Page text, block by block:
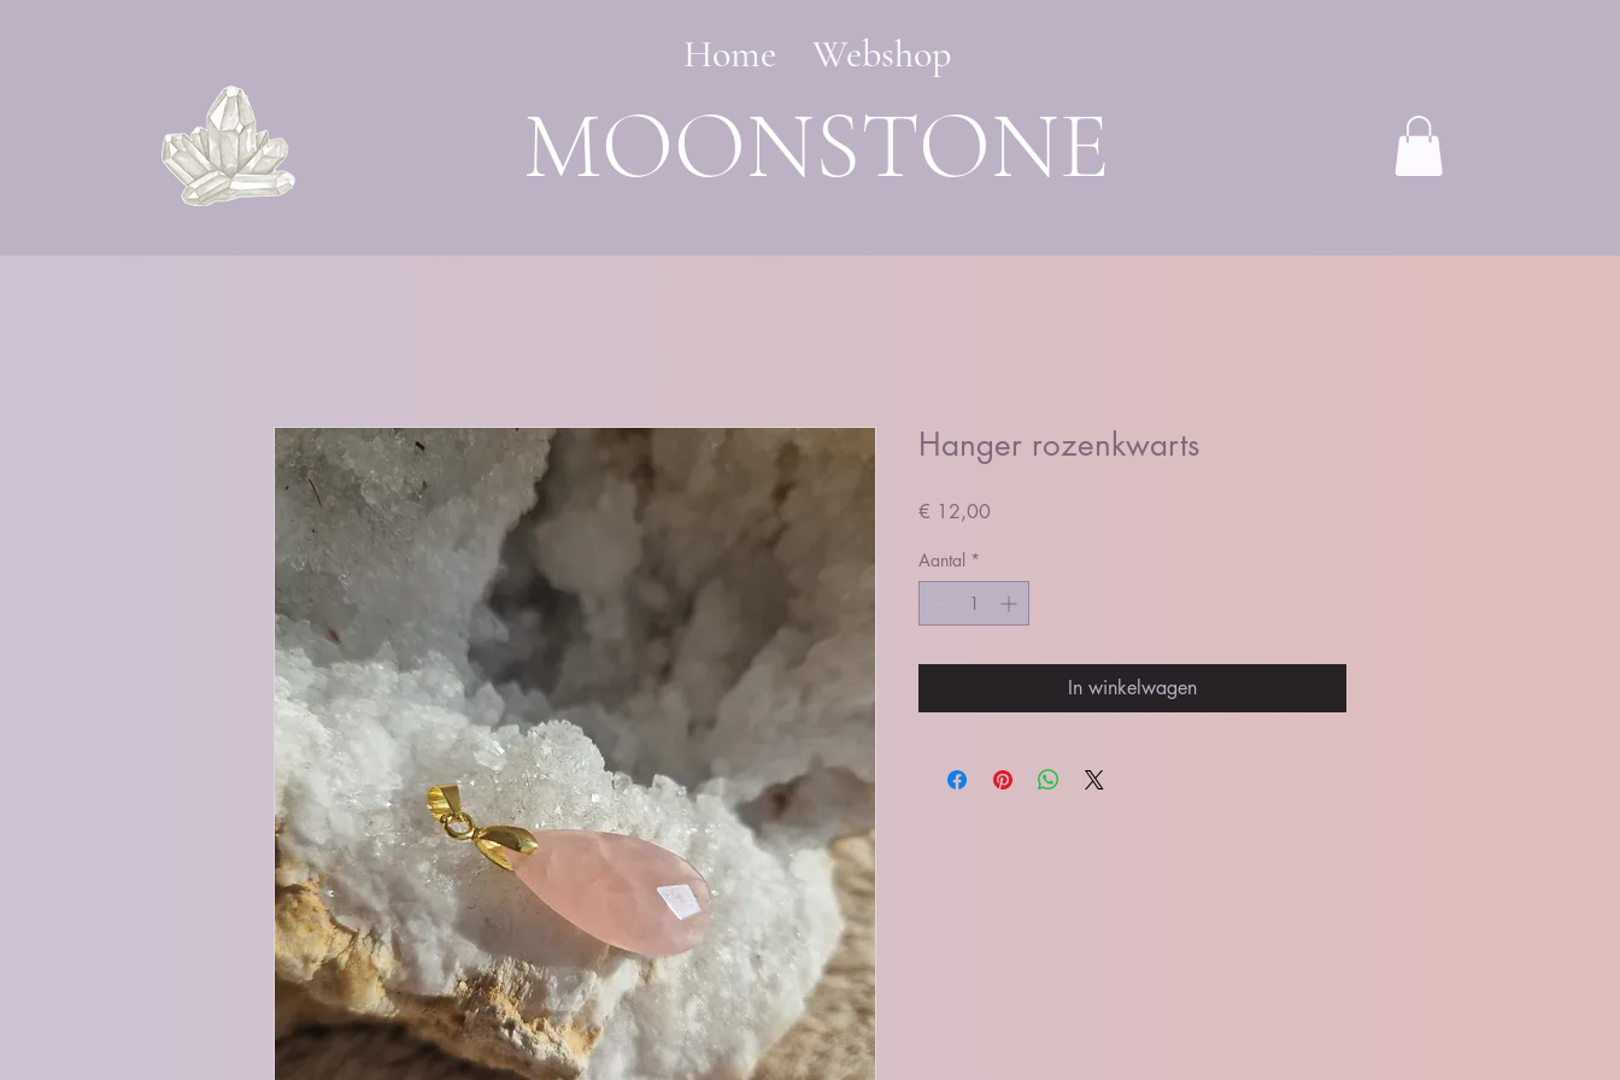
Home Webshop
MOONSTONE
Hanger rozenkwarts
€ 12,00
Aantal *
In winkelwagen